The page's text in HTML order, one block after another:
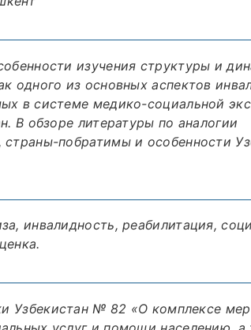
изучения структуры и
одного из основных аспектов
в системе медико-социальной
В обзоре литературы по аналогии
побратимы и особенности
инвалидность, реабилитация,
Узбекистан № 82 «О комплексе